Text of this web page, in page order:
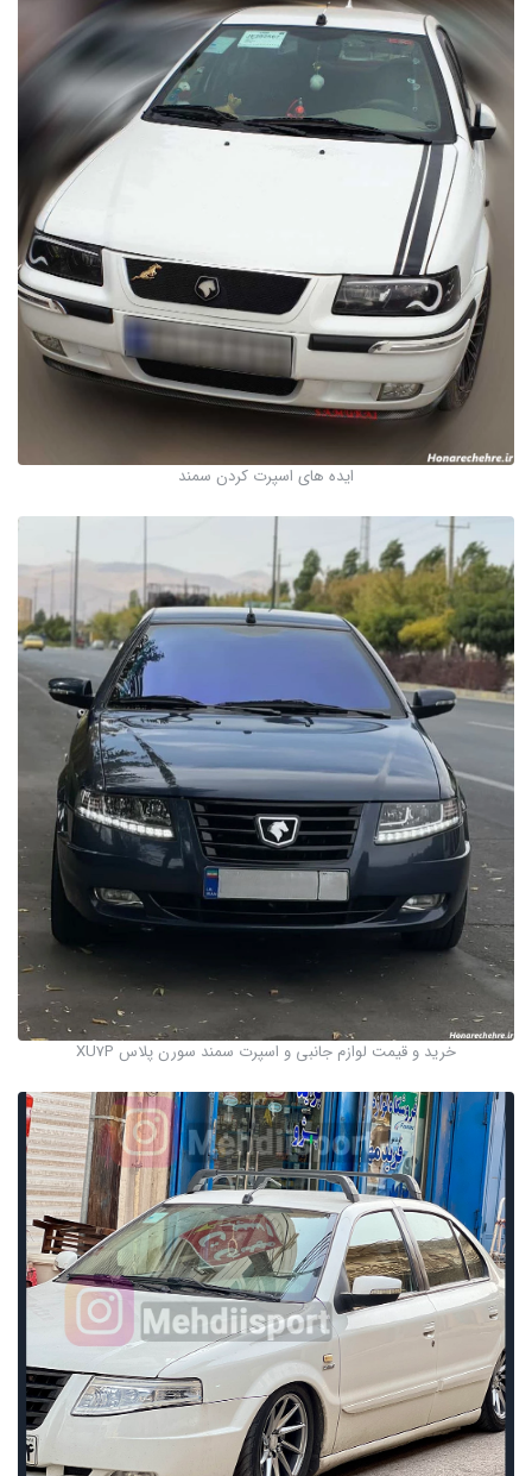
ایده های اسپرت کردن سمند
خرید و قیمت لوازم جانبی و اسپرت سمند سورن پلاس XU7P